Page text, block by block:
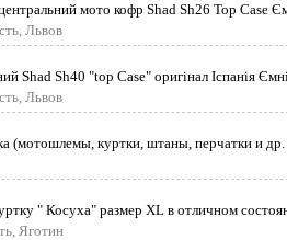
мото кофр Shad Sh26 Top Case
Львов
Shad Sh40 "top Case" оригінал Іспанія
Львов
(мотошлемы, куртки, штаны, перчатки и
" Косуха" размер XL в отличном
Яготин